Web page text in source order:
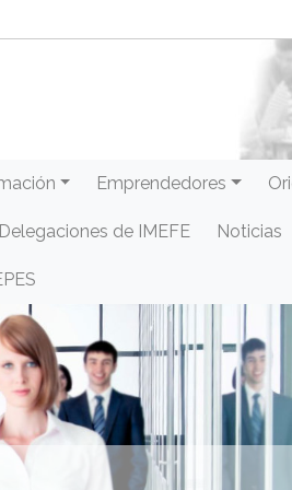
Emprendedores
Delegaciones de IMEFE Noticias